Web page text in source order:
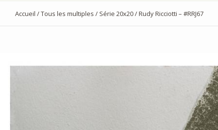
Accueil /Tous les multiples / Série 20x20/ Rudy Ricciotti – #RRJ67